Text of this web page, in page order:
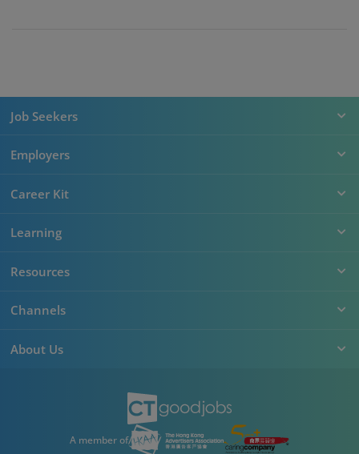
Job Seekers
Employers
Career Kit
Learning
Resources
Channels
About Us
A member of